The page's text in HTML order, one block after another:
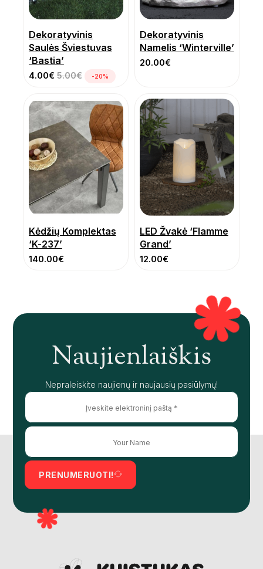
Dekoratyvinis
Saulės Šviestuvas
‘Bastia’
4.00€ 5.00€ -20%
Dekoratyvinis
Namelis ‘Winterville’
20.00€
Kėdžių Komplektas
‘K-237’
140.00€
LED Žvakė ‘Flamme
Grand’
12.00€
Naujienlaiškis
Nepraleiskite naujienų ir naujausių pasiūlymų!
PRENUMERUOTI!